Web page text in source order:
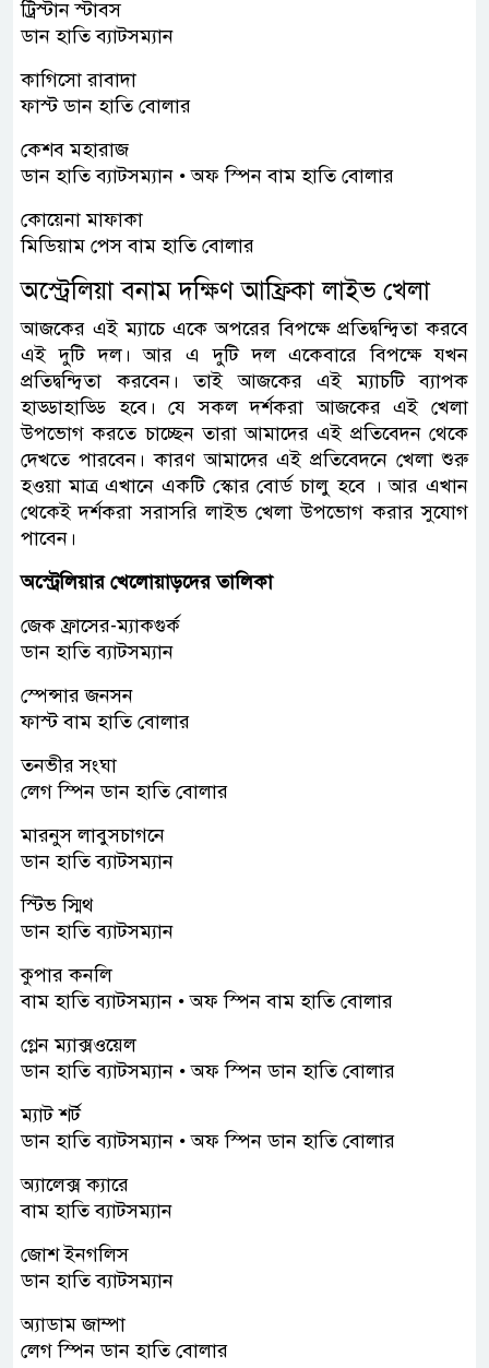
ট্রিস্টান স্টাবস
ডান হাতি ব্যাটসম্যান
কাগিসো রাবাদা
ফাস্ট ডান হাতি বোলার
কেশব মহারাজ
ডান হাতি ব্যাটসম্যান • অফ স্পিন বাম হাতি বোলার
কোয়েনা মাফাকা
মিডিয়াম পেস বাম হাতি বোলার
অস্ট্রেলিয়া বনাম দক্ষিণ আফ্রিকা লাইভ খেলা
আজকের এই ম্যাচে একে অপরের বিপক্ষে প্রতিদ্বন্দ্বিতা করবে
এই দুটি দল। আর এ দুটি দল একেবারে বিপক্ষে যখন
প্রতিদ্বন্দ্বিতা করবেন। তাই আজকের এই ম্যাচটি ব্যাপক
হাড্ডাহাড্ডি হবে। যে সকল দর্শকরা আজকের এই খেলা
উপভোগ করতে চাচ্ছেন তারা আমাদের এই প্রতিবেদন থেকে
দেখতে পারবেন। কারণ আমাদের এই প্রতিবেদনে খেলা শুরু
হওয়া মাত্র এখানে একটি স্কোর বোর্ড চালু হবে । আর এখান
থেকেই দর্শকরা সরাসরি লাইভ খেলা উপভোগ করার সুযোগ
পাবেন।
অস্ট্রেলিয়ার খেলোয়াড়দের তালিকা
জেক ফ্রাসের-ম্যাকগুর্ক
ডান হাতি ব্যাটসম্যান
স্পেন্সার জনসন
ফাস্ট বাম হাতি বোলার
তনভীর সংঘা
লেগ স্পিন ডান হাতি বোলার
মারনুস লাবুসচাগনে
ডান হাতি ব্যাটসম্যান
স্টিভ স্মিথ
ডান হাতি ব্যাটসম্যান
কুপার কনলি
বাম হাতি ব্যাটসম্যান • অফ স্পিন বাম হাতি বোলার
গ্লেন ম্যাক্সওয়েল
ডান হাতি ব্যাটসম্যান • অফ স্পিন ডান হাতি বোলার
ম্যাট শর্ট
ডান হাতি ব্যাটসম্যান • অফ স্পিন ডান হাতি বোলার
অ্যালেক্স ক্যারে
বাম হাতি ব্যাটসম্যান
জোশ ইনগলিস
ডান হাতি ব্যাটসম্যান
অ্যাডাম জাম্পা
লেগ স্পিন ডান হাতি বোলার